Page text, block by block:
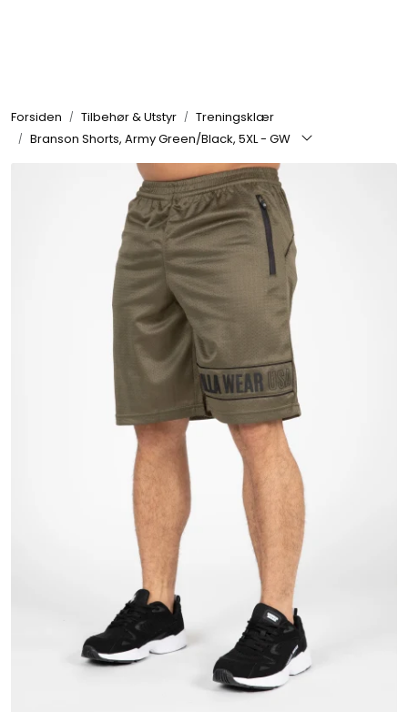
Forsiden Tilbehør & Utstyr
Treningsklær
Branson Shorts, Army Green/Black, 5XL - GW
Nyheter
Tilbehør & Utstyr